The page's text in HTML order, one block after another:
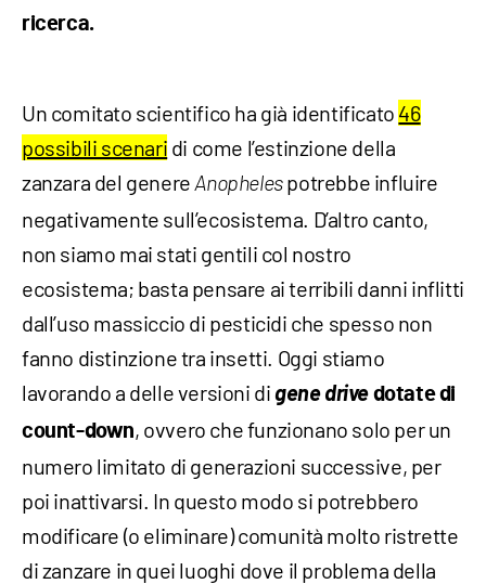
ricerca.
Un comitato scientifico ha già identificato 46
possibili scenari di come l’estinzione della
zanzara del genere Anophelespotrebbe influire
negativamente sull’ecosistema. D’altro canto,
non siamo mai stati gentili col nostro
ecosistema; basta pensare ai terribili danni inflitti
dall’uso massiccio di pesticidi che spesso non
fanno distinzione tra insetti. Oggi stiamo
lavorando a delle versioni digene drive dotate di
count-down, ovvero che funzionano solo per un
numero limitato di generazioni successive, per
poi inattivarsi. In questo modo si potrebbero
modificare (o eliminare) comunità molto ristrette
di zanzare in quei luoghi dove il problema della